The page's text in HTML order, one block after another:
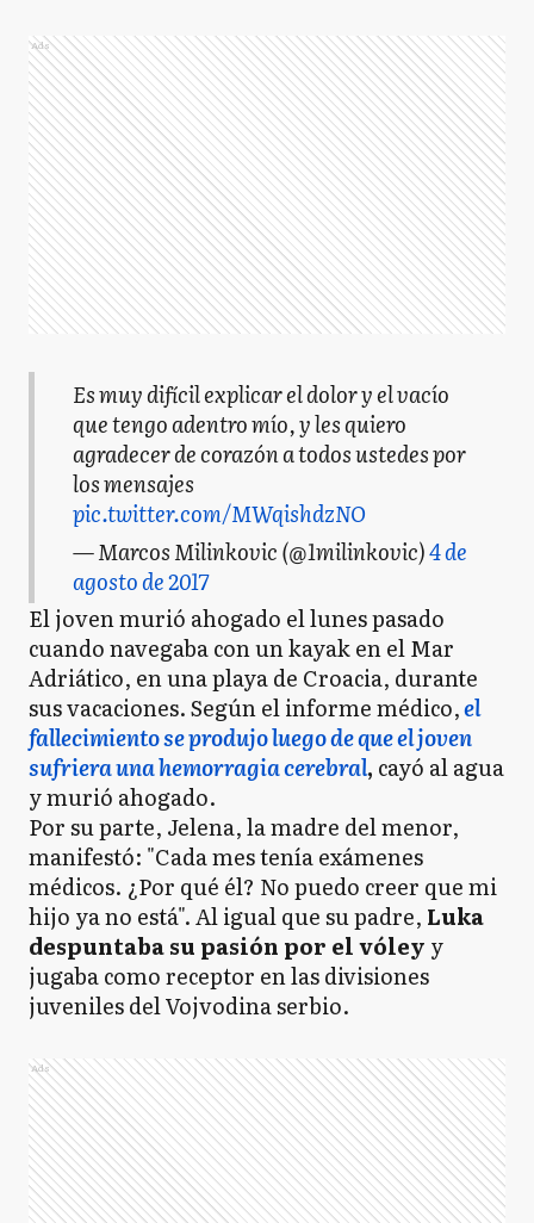
Ads
Es muy difícil explicar el dolor y el vacío
que tengo adentro mío, y les quiero
agradecer de corazón a todos ustedes por
los mensajes
pic.twitter.com/MWqishdzNO
— Marcos Milinkovic (@1milinkovic)4 de
agosto de 2017
El joven murió ahogado el lunes pasado
cuando navegaba con un kayak en el Mar
Adriático, en una playa de Croacia, durante
sus vacaciones. Según el informe médico,el
fallecimiento se produjo luego de que el joven
sufriera una hemorragia cerebral, cayó al agua
y murió ahogado.
Por su parte, Jelena, la madre del menor,
manifestó: "Cada mes tenía exámenes
médicos. ¿Por qué él? No puedo creer que mi
hijo ya no está". Al igual que su padre, Luka
despuntaba su pasión por el vóley y
jugaba como receptor en las divisiones
juveniles del Vojvodina serbio.
Ads